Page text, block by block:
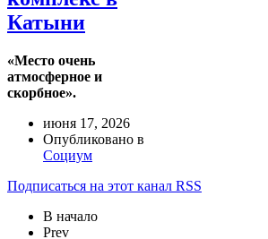
Катыни
«Место очень
атмосферное и
скорбное».
июня 17, 2026
Опубликовано в
Социум
Подписаться на этот канал RSS
В начало
Prev